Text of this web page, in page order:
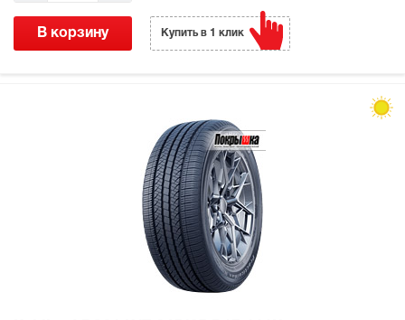
В корзину Купить в 1 клик